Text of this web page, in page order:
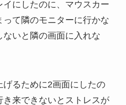
イにしたのに、マウスカー
って隣のモニターに行かな
いと隣の画面に入れな
るために2画面にしたの
き来できないとストレスが